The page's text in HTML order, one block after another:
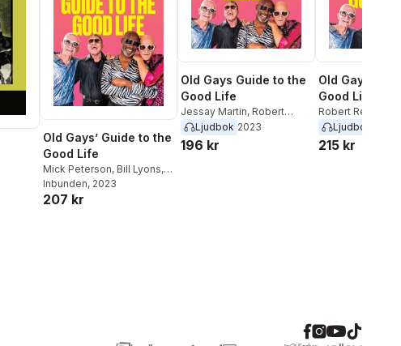
Old Gays’ Guide to the
Good Life
Mick Peterson, Bill Lyons,
Robert Reeves,
Martin
Inbunden, 2023
207 kr
Old Gays Guide to the
Good Life
Jessay Martin, Robert
Reeves,Bill Lyons
Peterson
Ljudbok 2023
196 kr
Old Gays'
Good Life
Robert Reeves
Peterson
Ljudbok
215 kr